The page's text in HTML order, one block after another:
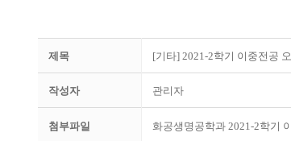
제목 [기타] 2021-2학기 이중전공
작성자 관리자
첨부파일 화공생명공학과 2021-2학기